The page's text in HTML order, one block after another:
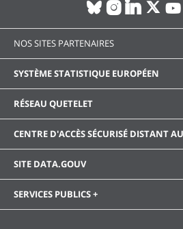
NOS SITES PARTENAIRES
SYSTÈME STATISTIQUE EUROPÉEN
RÉSEAU QUETELET
CENTRE D'ACCÈS SÉCURISÉ DISTANT
SITE DATA.GOUV
SERVICES PUBLICS +